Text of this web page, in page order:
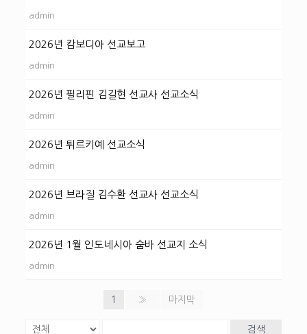
admin
2026년 캄보디아 선교보고
admin
2026년 필리핀 김길현 선교사 선교소식
admin
2026년 튀르키예 선교소식
admin
2026년 브라질 김수환 선교사 선교소식
admin
2026년 1월 인도네시아 숨바 선교지 소식
admin
1 » 마지막
검색